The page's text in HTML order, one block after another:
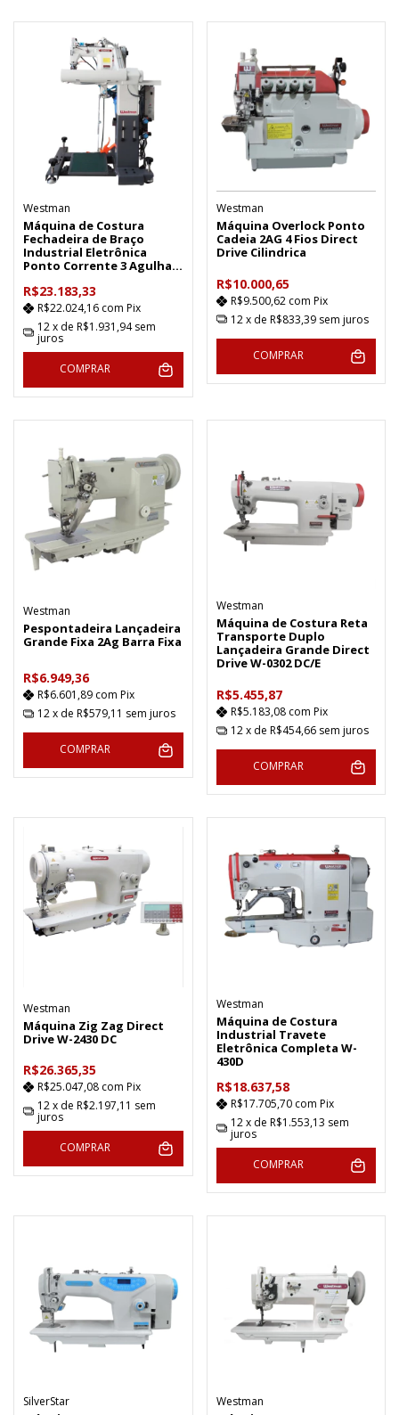
Westman
Máquina de Costura
Fechadeira de Braço
Industrial Eletrônica
Ponto Corrente 3 Agulhas
R$23.183,33
R$22.024,16 com Pix
12x de R$1.931,94 sem
juros
COMPRAR
Westman
Máquina Overlock Ponto
Cadeia 2AG 4 Fios Direct
Drive Cilindrica
R$10.000,65
R$9.500,62 com Pix
12 x de R$833,39 sem juros
COMPRAR
Westman
Pespontadeira Lançadeira
Grande Fixa 2Ag Barra Fixa
R$6.949,36
R$6.601,89 com Pix
12x de R$579,11 sem juros
COMPRAR
Westman
Máquina de Costura Reta
Transporte Duplo
Lançadeira Grande Direct
Drive W-0302 DC/E
R$5.455,87
R$5.183,08 com Pix
12 x de R$454,66 sem juros
COMPRAR
Westman
Máquina Zig Zag Direct
Drive W-2430 DC
R$26.365,35
R$25.047,08 com Pix
12x de R$2.197,11 sem
juros
COMPRAR
Westman
Máquina de Costura
Industrial Travete
Eletrônica Completa W-
430D
R$18.637,58
R$17.705,70 com Pix
12 x de R$1.553,13 sem
juros
COMPRAR
SilverStar Westman